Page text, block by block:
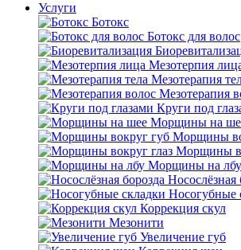
Услуги
Ботокс
Ботокс для волос
Мезотерпия
Мезотерапия
Мезотерапия
Круги под
Морщины на
Морщины
Морщины
Морщины на лбу
Носослёзная
Носогубные
Коррекция скул
Мезонити
Увеличение губ